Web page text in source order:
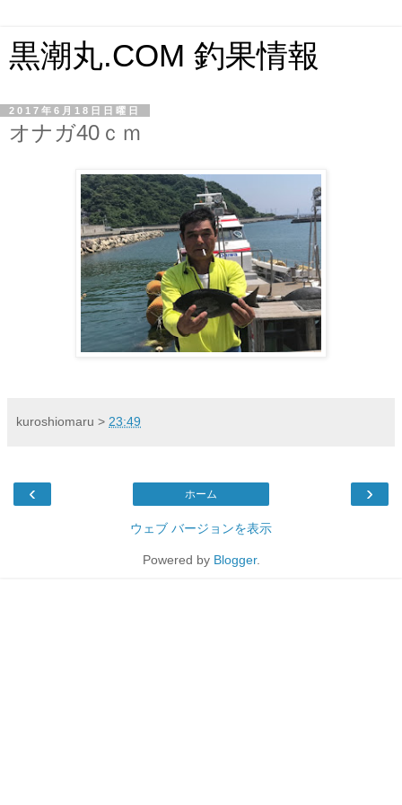
黒潮丸.COM 釣果情報
2017年6月18日日曜日
オナガ40ｃｍ
kuroshiomaru > 23:49
‹ ›
ホーム
ウェブ バージョンを表示
Powered by Blogger.